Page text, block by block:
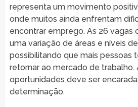
representa um movimento
onde muitos ainda enfrentam
encontrar emprego. As 26 vagas
uma variação de áreas e níveis
possibilitando que mais pessoas
retornar ao mercado de trabalho.
oportunidades deve ser
determinação.